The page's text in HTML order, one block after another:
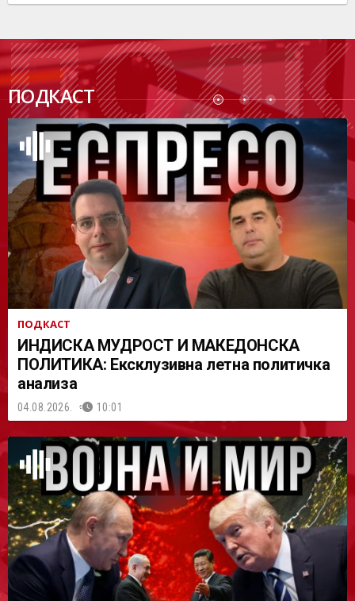
ПОДКАСТ
ПОДК
АСТ
ПОДКАСТ
ИНДИСКА МУДРОСТ И МАКЕДОНСКА
ПОЛИТИКА: Ексклузивна летна политичка
анализа
04.08.2026. 10:01